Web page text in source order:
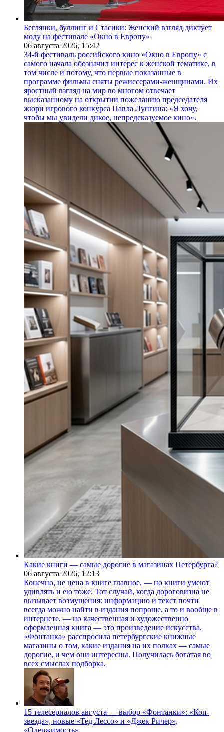
Беглянки, буллинг и Стасики: Женский взгляд диктует
моду на фестивале «Окно в Европу»
06 августа 2026, 15:42
34-й фестиваль российского кино «Окно в Европу» с
самого начала обозначил интерес к женской тематике, в
том числе и потому, что первые показанные в
программе фильмы сняты режиссерами-женщинами. Их
яростный взгляд на мир во многом отвечает
высказанному на открытии пожеланию председателя
жюри игрового конкурса Павла Лунгина: «Я хочу,
чтобы мы увидели дикое, непредсказуемое кино».
Какие книги — самые дорогие в магазинах Петербурга?
06 августа 2026, 12:13
Конечно, не цена в книге главное, — но книги умеют
удивлять и ею тоже. Тот случай, когда дороговизна не
вызывает возмущения: информацию и текст почти
всегда можно найти в издания попроще, а то и вообще в
интернете, — но качественная и художественно
оформленная книга — это произведение искусства.
«Фонтанка» расспросила петербургские книжные
магазины о том, какие издания на их полках — самые
дорогие, и чем они интересны. Получилась богатая во
всех смыслах подборка.
15 телесериалов августа — выбор «Фонтанки»: «Коп-
звезда», новые «Тед Лессо» и «Джек Ричер»,